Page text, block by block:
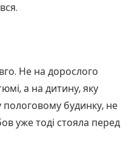
Не на дорослого
а на дитину, яку
будинку, не
уже тоді стояла перед